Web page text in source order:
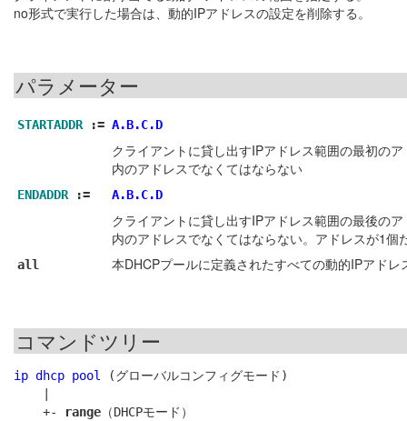
no形式で実行した場合は、動的IPアドレスの設定を削除する。
パラメーター
STARTADDR := A.B.C.D
クライアントに貸し出すIPアドレス範囲の最初の
内のアドレスでなくてはならない
ENDADDR := A.B.C.D
クライアントに貸し出すIPアドレス範囲の最後の
内のアドレスでなくてはならない。アドレスが1個
all 本DHCPプールに定義されたすべての動的IPアド
コマンドツリー
ip dhcp pool
(グローバルコンフィグモード)
    +-
range